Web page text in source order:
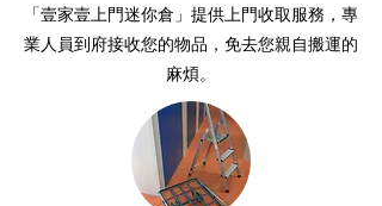
「壹家壹上門迷你倉」提供上門收取服務，專
業人員到府接收您的物品，免去您親自搬運的
麻煩。